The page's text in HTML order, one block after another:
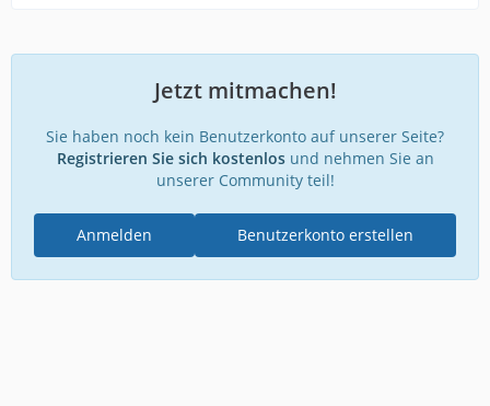
Jetzt mitmachen!
Sie haben noch kein Benutzerkonto auf unserer Seite?
Registrieren Sie sich kostenlosund nehmen Sie an
unserer Community teil!
Benutzerkonto erstellen
Anmelden